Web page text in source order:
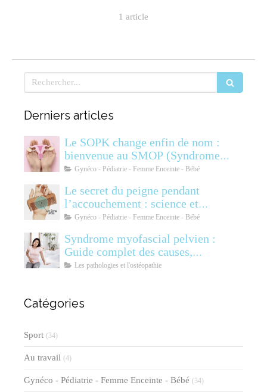
1 article
Rechercher
Derniers articles
Le SOPK change enfin de nom :
bienvenue au SMOP (Syndrome
Métabolique Ovarien
Gynéco - Pédiatrie - Femme Enceinte - Bébé
Le secret du peigne pendant
l’accouchement : science et
soulagement
Gynéco - Pédiatrie - Femme Enceinte - Bébé
Syndrome myofascial pelvien :
Guide complet des causes,
symptômes, diagnostic et
Les pathologies et l'ostéopathie
Catégories
Sport (34)
Au travail (4)
Gynéco - Pédiatrie - Femme Enceinte - Bébé (34)